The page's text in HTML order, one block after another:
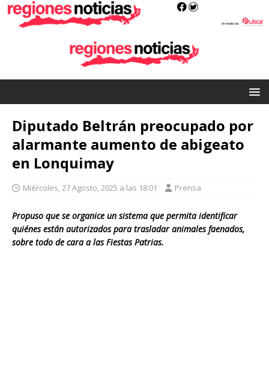
Diputado Beltrán preocupado por
alarmante aumento de abigeato
en Lonquimay
Miércoles, 27 Agosto, 2025 a las 18:01 Prensa
Propuso que se organice un sistema que permita identificar
quiénes están autorizados para trasladar animales faenados,
sobre todo de cara a las Fiestas Patrias.